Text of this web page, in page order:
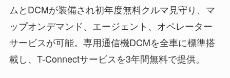
ムとDCMが装備され初年度無料クルマ見守り、マ
ップオンデマンド、エージェント、オペレーター
サービスが可能。専用通信機DCMを全車に標準搭
載し、T-Connectサービスを3年間無料で提供。